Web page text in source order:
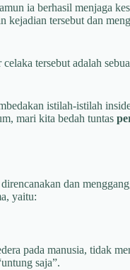
ia berhasil menjaga
kejadian tersebut dan
tersebut adalah
istilah-istilah
mari kita bedah tuntas
dan
yaitu:
pada manusia, tidak
saja”.